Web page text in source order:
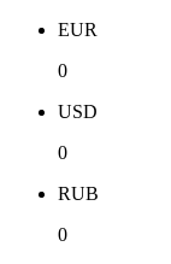
EUR
0
USD
0
RUB
0